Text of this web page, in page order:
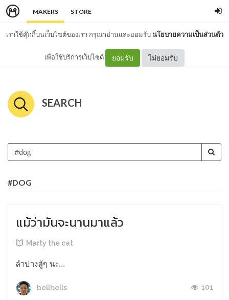
MAKERS STORE
เราใช้คุ๊กกี้บนเว็บไซต์ของเรา กรุณาอ่านและยอมรับนโยบายความเป็นส่วนตัว
เพื่อใช้บริการเว็บไซต์ ยอมรับ ไม่ยอมรับ
SEARCH
#DOG
แม้ว่ามันจะนานมาแล้ว
Marty the cat
ลำปางสู้ๆ นะ...
bellbells 101